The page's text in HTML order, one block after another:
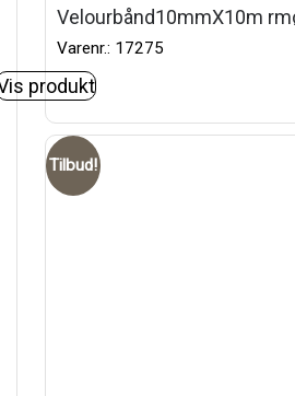
Velourbånd10mmX10m
Varenr.: 17275
produkt
Tilbud!